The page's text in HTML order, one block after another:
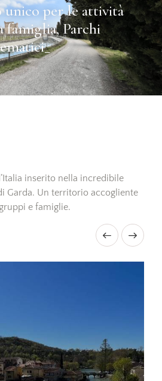
per le attività
famiglia,Parchi
_
inserito nella incredibile
Garda. Un territorio accogliente
e famiglie.